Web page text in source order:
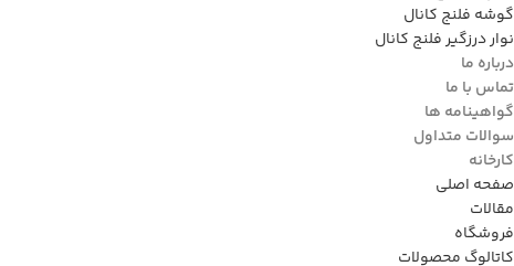
گوشه فلنج کانال
نوار درزگیر فلنج کانال
درباره ما
تماس با ما
گواهینامه ها
سوالات متداول
کارخانه
صفحه اصلی
مقالات
فروشگاه
کاتالوگ محصولات